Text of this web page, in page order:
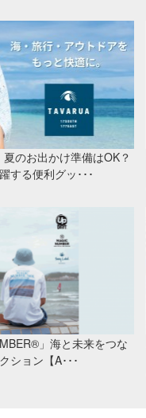
夏のお出かけ準備はOK？
する便利グッ･･･
」海と未来をつな
ション【A･･･